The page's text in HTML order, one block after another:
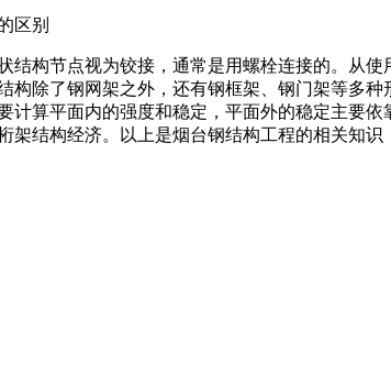
区别
构节点视为铰接，通常是用螺栓连接的。从
除了钢网架之外，还有钢框架、钢门架等多
算平面内的强度和稳定，平面外的稳定主要
结构经济。以上是烟台钢结构工程的相关知识